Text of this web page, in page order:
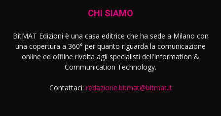
CHI SIAMO
BitMAT Edizioni è una casa editrice che ha sede a Milano con
una copertura a 360° per quanto riguarda la comunicazione
online ed offline rivolta agli specialisti dell'lnformation &
Communication Technology.
Contattaci: redazione.bitmat@bitmat.it